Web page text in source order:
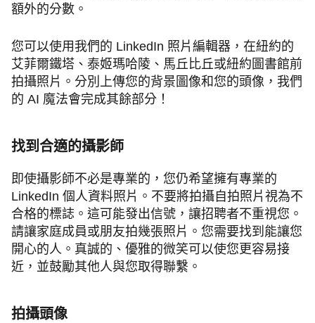
額外的分數。
您可以使用我們的 LinkedIn 照片編輯器，在紐約的
艾菲爾鐵塔、泰姬瑪哈陵、馬丘比丘或紐約圖書館前
拍攝照片。分別上傳您的背景圖像和您的頭像，我們
的 AI 魔法會完成其餘部分！
找到合適的攝影師
即使攝影師不必是專業的，您仍希望擁有專業的
LinkedIn 個人資料照片。不要將拍攝自拍照片視為不
合格的標誌。這可能發出信號，讓招聘者不重視您。
請讓家庭成員或朋友拍幾張照片。您需要找到能讓您
開心的人。真誠的、優雅的微笑可以使您更容易接
近，並鼓勵其他人與您取得聯繫。
拍攝頭像